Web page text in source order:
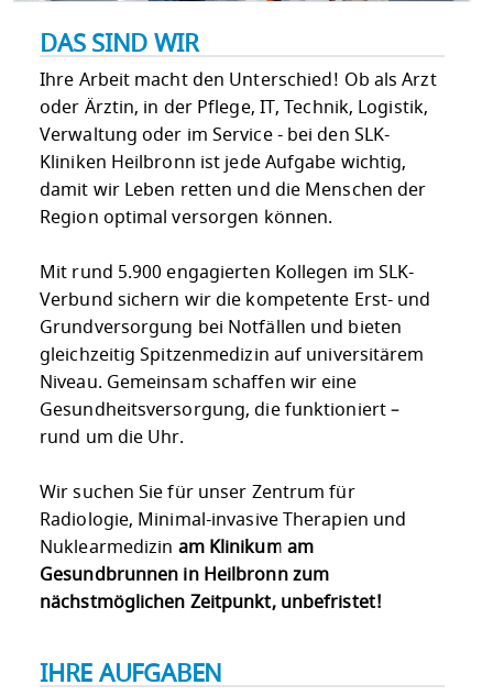
DAS SIND WIR
Ihre Arbeit macht den Unterschied! Ob als Arzt
oder Ärztin, in der Pflege, IT, Technik, Logistik,
Verwaltung oder im Service - bei den SLK-
Kliniken Heilbronn ist jede Aufgabe wichtig,
damit wir Leben retten und die Menschen der
Region optimal versorgen können.
Mit rund 5.900 engagierten Kollegen im SLK-
Verbund sichern wir die kompetente Erst- und
Grundversorgung bei Notfällen und bieten
gleichzeitig Spitzenmedizin auf universitärem
Niveau. Gemeinsam schaffen wir eine
Gesundheitsversorgung, die funktioniert –
rund um die Uhr.
Wir suchen Sie für unser Zentrum für
Radiologie, Minimal-invasive Therapien und
Nuklearmedizin am Klinikum am
Gesundbrunnen in Heilbronn zum
nächstmöglichen Zeitpunkt, unbefristet!
IHRE AUFGABEN